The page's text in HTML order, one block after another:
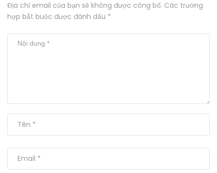
Địa chỉ email của bạn sẽ không được công bố. Các trường
hợp bắt buộc được đánh dấu *